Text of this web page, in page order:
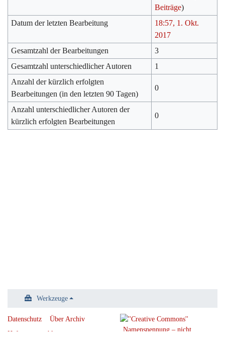
Beiträge)
Datum der letzten Bearbeitung
18:57, 1. Okt.
2017
Gesamtzahl der Bearbeitungen
3
Gesamtzahl unterschiedlicher Autoren
1
Anzahl der kürzlich erfolgten
Bearbeitungen (in den letzten 90 Tagen)
0
Anzahl unterschiedlicher Autoren der
kürzlich erfolgten Bearbeitungen
0
Werkzeuge
Datenschutz
Über Archiv
Haftungsausschluss